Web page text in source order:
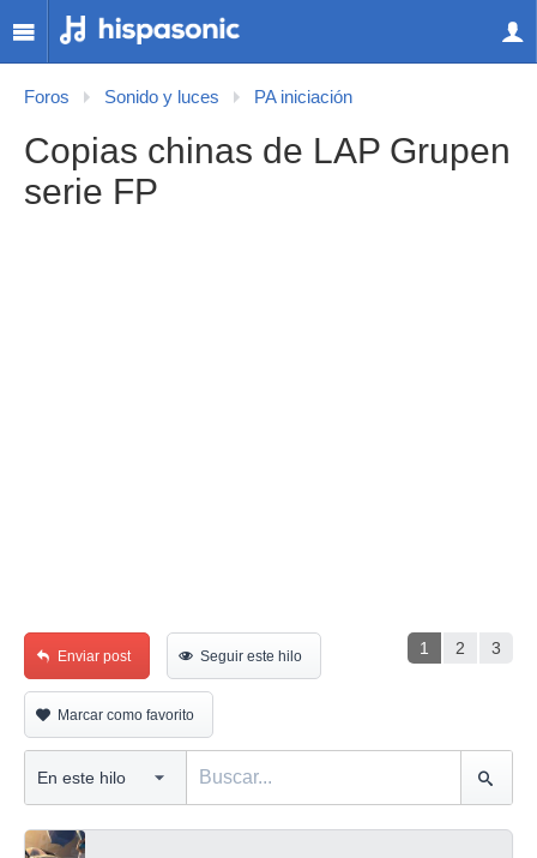
Foros Sonido y luces PA iniciación
Copias chinas de LAP Grupen
serie FP
1 2 3
Enviar post Seguir este hilo
Marcar como favorito